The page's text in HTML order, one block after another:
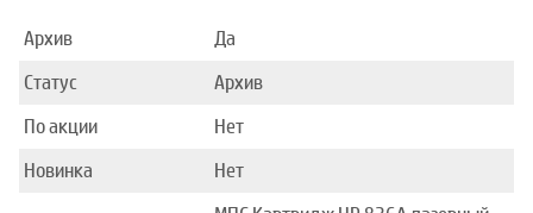
Архив
Да
Статус
Архив
По акции
Нет
Новинка
Нет